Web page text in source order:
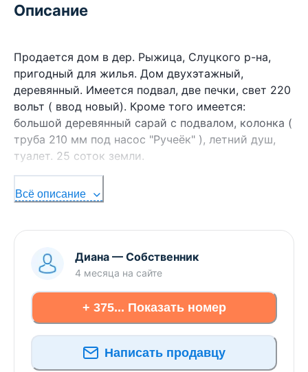
Описание
Продается дом в дер. Рыжица, Слуцкого р-на,
пригодный для жилья. Дом двухэтажный,
деревянный. Имеется подвал, две печки, свет 220
вольт ( ввод новый). Кроме того имеется:
большой деревянный сарай с подвалом, колонка (
труба 210 мм под насос "Ручеёк" ), летний душ,
туалет. 25 соток земли.
Всё описание
Диана — Собственник
4 месяца на сайте
+ 375... Показать номер
Написать продавцу